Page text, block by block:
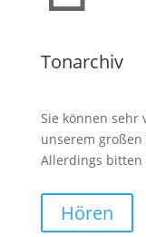
Tonarchiv
Sie können sehr
unserem
Allerdings bitten
Hören